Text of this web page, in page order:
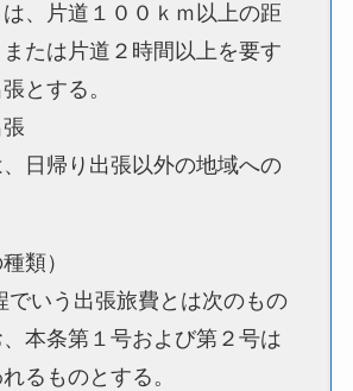
、片道１００ｋｍ以上の距
たは片道２時間以上を要す
とする。
張
日帰り出張以外の地域への
類）
でいう出張旅費とは次のもの
本条第１号および第２号は
るものとする。